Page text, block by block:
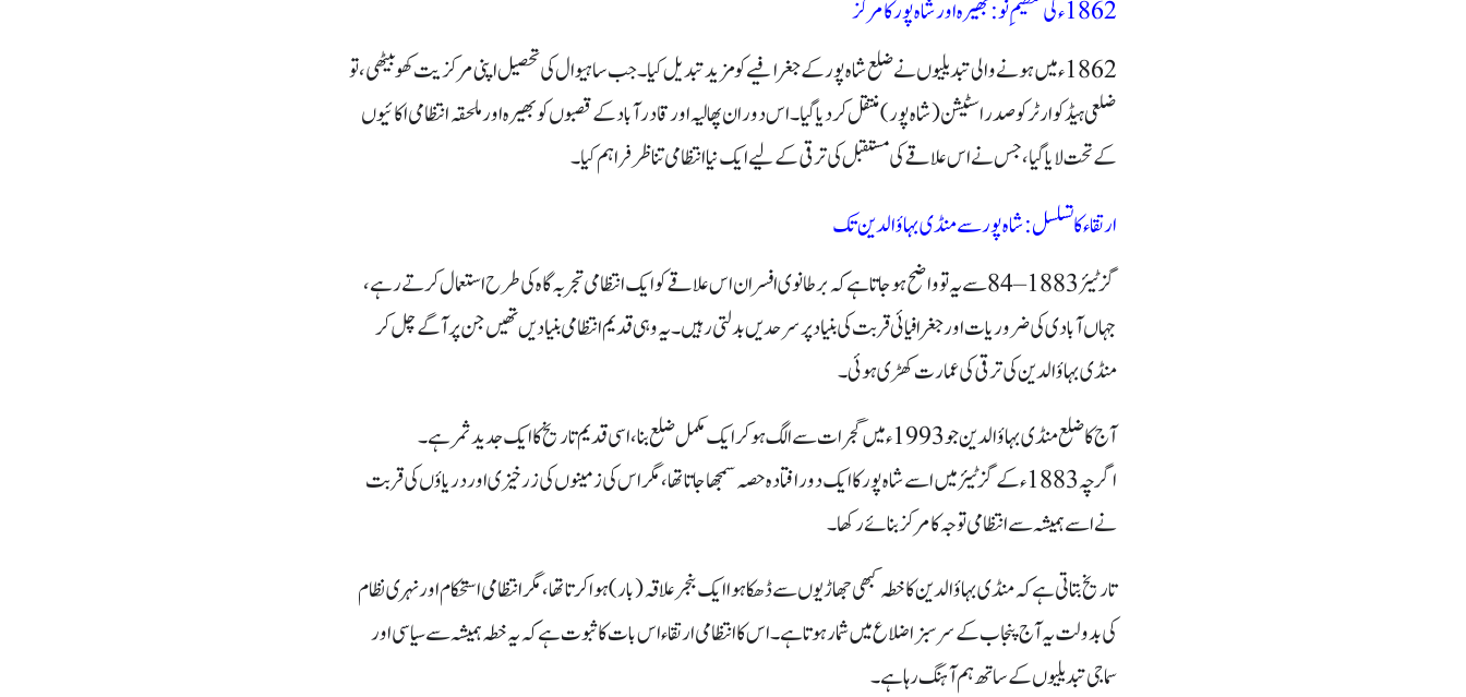
1862ء کی تنظیمِ نو: بھیرہ اور شاہ پور کا مرکز
1862ء میں ہونے والی تبدیلیوں نے ضلع شاہ پور کے جغرافیے کو مزید تبدیل کیا۔ جب ساہیوال کی تحصیل اپنی مرکزیت کھو بیٹھی، تو
ضلعی ہیڈکوارٹر کو صدر اسٹیشن(شاہ پور)منتقل کر دیا گیا۔ اس دوران پھالیہ اور قادر آباد کے قصبوں کو بھیرہ اور ملحقہ انتظامی اکائیوں
کے تحت لایا گیا، جس نے اس علاقے کی مستقبل کی ترقی کے لیے ایک نیا انتظامی تناظر فراہم کیا۔
ارتقاء کا تسلسل: شاہ پور سے منڈی بہاؤالدین تک
گزٹیئر 1883
–
84 سے یہ تو واضح ہو جاتا ہے کہ برطانوی افسران اس علاقے کو ایک انتظامی تجربہ گاہ کی طرح استعمال کرتے رہے،
جہاں آبادی کی ضروریات اور جغرافیائی قربت کی بنیاد پر سرحدیں بدلتی رہیں۔ یہ وہی قدیم انتظامی بنیادیں تھیں جن پر آگے چل کر
منڈی بہاؤالدین کی ترقی کی عمارت کھڑی ہوئی۔
آج کا ضلع منڈی بہاؤالدین جو 1993ء میں گجرات سے الگ ہو کر ایک مکمل ضلع بنا، اسی قدیم تاریخ کا ایک جدید ثمر ہے۔
اگرچہ 1883ء کے گزٹیئر میں اسے شاہ پور کا ایک دورافتادہ حصہ سمجھا جاتا تھا، مگر اس کی زمینوں کی زرخیزی اور دریاؤں کی قربت
نے اسے ہمیشہ سے انتظامی توجہ کا مرکز بنائے رکھا۔
تاریخ بتاتی ہے کہ منڈی بہاؤالدین کا خطہ کبھی جھاڑیوں سے ڈھکا ہوا ایک بنجر علاقہ(بار)ہوا کرتا تھا، مگر انتظامی استحکام اور نہری نظام
کی بدولت یہ آج پنجاب کے سرسبز اضلاع میں شمار ہوتا ہے۔ اس کا انتظامی ارتقاء اس بات کا ثبوت ہے کہ یہ خطہ ہمیشہ سے سیاسی اور
سماجی تبدیلیوں کے ساتھ ہم آہنگ رہا ہے۔